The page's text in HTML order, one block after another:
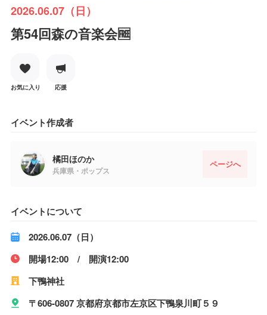
2026.06.07（日）
第54回森の音楽会🆓
お気に入り 応援
イベント作成者
橘田ほのか
兵庫県・ポップス
ページへ
イベントについて
2026.06.07（日）
開場12:00 / 開演12:00
下鴨神社
〒606-0807 京都府京都市左京区下鴨泉川町５９